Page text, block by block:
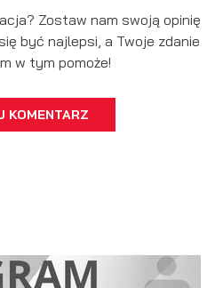
Zostaw nam swoją opinię
być najlepsi, a Twoje zdanie
w tym pomoże!
KOMENTARZ